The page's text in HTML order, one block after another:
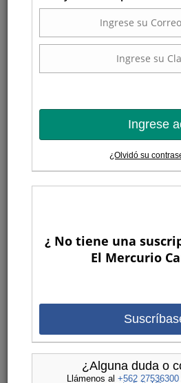
Ingrese
¿Olvidó su
¿ No tiene una
El Mercurio
¿Alguna duda o
Llámenos al +562 27536300